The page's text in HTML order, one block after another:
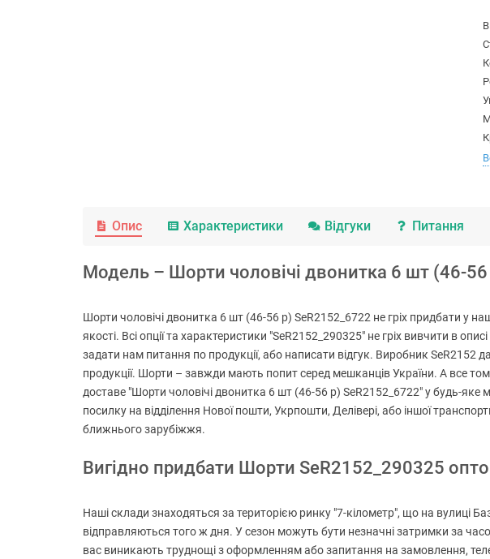
Опис Характеристики Відгуки Питання
Модель – Шорти чоловічі двонитка 6 шт (46-56
Шорти чоловічі двонитка 6 шт (46-56 р) SeR2152_6722 не гріх придбати у
якості. Всі опції та характеристики "SeR2152_290325" не гріх вивчити в
задати нам питання по продукції, або написати відгук. Виробник SeR2152
продукції. Шорти – завжди мають попит серед мешканців України. А все
доставе "Шорти чоловічі двонитка 6 шт (46-56 р) SeR2152_6722" у будь-
посилку на відділення Нової пошти, Укрпошти, Делівері, або іншої
ближнього зарубіжжя.
Вигідно придбати Шорти SeR2152_290325
Наші склади знаходяться за територією ринку "7-кілометр", що на вулиці
відправляються того ж дня. У сезон можуть бути незначні затримки за
вас виникають труднощі з оформленням або запитання на замовлення,